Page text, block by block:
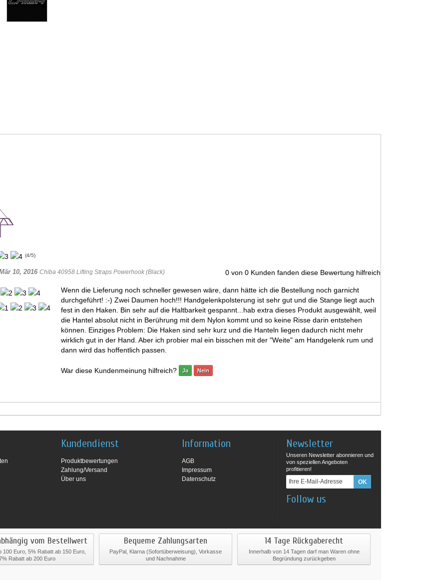
(4/5)
10, 2016 Chiba 40958 Lifting Straps Powerhook (Black) 0 von 0 Kunden fanden diese Bewertung hilfreich
Wenn die Lieferung noch schneller gewesen wäre, dann hätte ich die Bestellung noch garnicht
durchgeführt! :-) Zwei Daumen hoch!!! Handgelenkpolsterung ist sehr gut und die Stange liegt auch
fest in den Haken. Bin sehr auf die Haltbarkeit gespannt...hab extra dieses Produkt ausgewählt, weil
die Hantel absolut nicht in Berührung mit dem Nylon kommt und so keine Risse darin entstehen
können. Einziges Problem: Die Haken sind sehr kurz und die Hanteln liegen dadurch nicht mehr
wirklich gut in der Hand. Aber ich probier mal ein bisschen mit der "Weite" am Handgelenk rum und
dann wird das hoffentlich passen.
War diese Kundenmeinung hilfreich? Ja Nein
Kundendienst
Produktbewertungen
Zahlung/Versand
Über uns
Information
AGB
Impressum
Datenschutz
Newsletter
Unseren Newsletter abonnieren und
von speziellen Angeboten
profitieren!
Follow us
vom Bestellwert
100 Euro, 5% Rabatt ab 150 Euro,
Rabatt ab 200 Euro
Bequeme Zahlungsarten
PayPal, Klarna (Sofortüberweisung), Vorkasse
und Nachnahme
14 Tage Rückgaberecht
Innerhalb von 14 Tagen darf man Waren ohne
Begründung zurückgeben